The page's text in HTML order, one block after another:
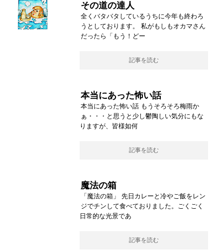
その道の達人
全くバタバタしているうちに今年も終わろ
うとしております。 私がもしもオカマさん
だったら「もう！どー
記事を読む
本当にあった怖い話
本当にあった怖い話 もうそろそろ梅雨か
ぁ・・・と思うと少し鬱陶しい気分にもな
りますが、皆様如何
記事を読む
魔法の箱
「魔法の箱」 先日カレーと冷やご飯をレン
ジでチンして食べておりました。ごくごく
日常的な光景であ
記事を読む